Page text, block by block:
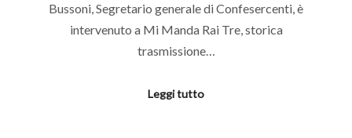
Bussoni, Segretario generale di Confesercenti, è
intervenuto a Mi Manda Rai Tre, storica
trasmissione…
Leggi tutto